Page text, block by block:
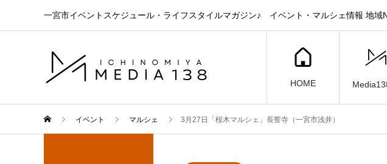
一宮市イベントスケジュール・ライフスタイルマガジン♪ イベント・マルシェ情報 地域
HOME
イベント マルシェ 3月27日「桜木マルシェ」長誓寺（一宮市浅井）